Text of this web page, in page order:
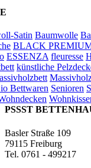
Satin Baumwolle
BLACK
ESSENZA fleuresse
künstliche
Bettwaren Senioren
PSSST
Basler Straße 109
79115 Freiburg
Tel. 0761 - 499217